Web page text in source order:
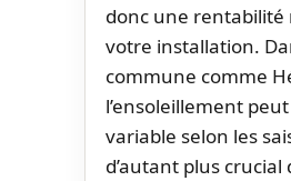
donc une rentabilité
votre installation.
commune comme
l’ensoleillement
variable selon les
d’autant plus crucial